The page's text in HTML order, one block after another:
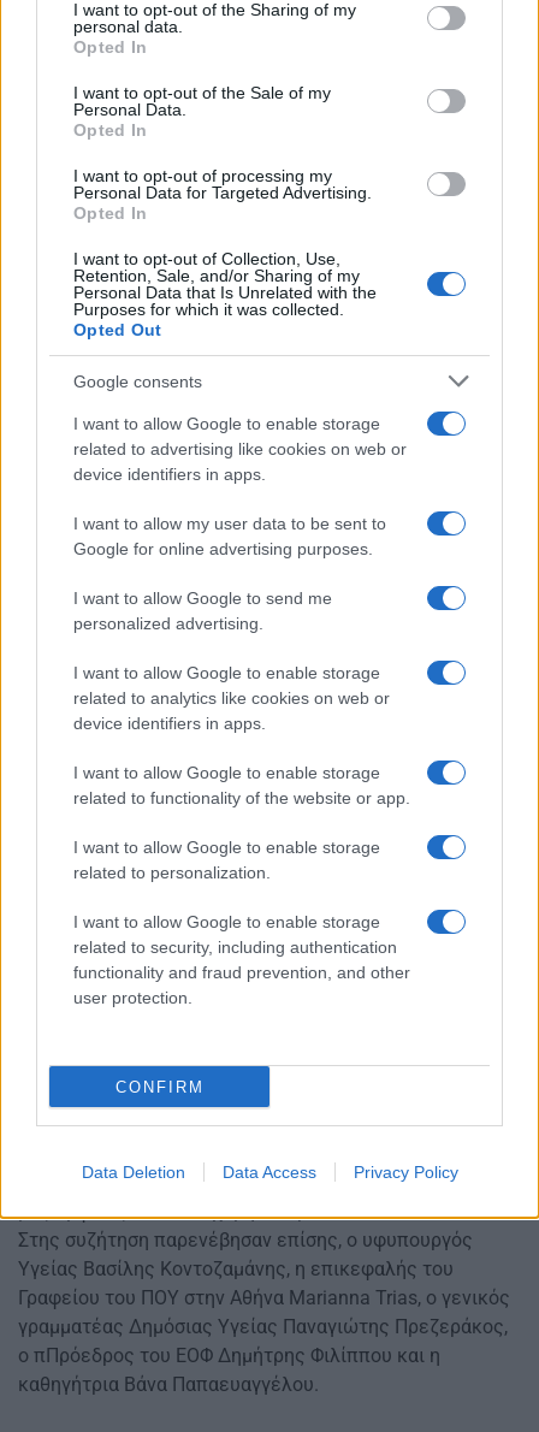
not limited to your visit or usage behaviour. You may click to
grant or deny consent to Google and its third-party tags to
use your data for below specified purposes in below Google
consent section.
I want to opt-out of the Sharing of my
personal data.
Opted In
I want to opt-out of the Sale of my
Personal Data.
Opted In
I want to opt-out of processing my
Personal Data for Targeted Advertising.
Opted In
I want to opt-out of Collection, Use,
Retention, Sale, and/or Sharing of my
Personal Data that Is Unrelated with the
Purposes for which it was collected.
Opted Out
Google consents
I want to allow Google to enable storage
related to advertising like cookies on web or
device identifiers in apps.
I want to allow my user data to be sent to
Google for online advertising purposes.
I want to allow Google to send me
personalized advertising.
I want to allow Google to enable storage
related to analytics like cookies on web or
device identifiers in apps.
I want to allow Google to enable storage
related to functionality of the website or app.
I want to allow Google to enable storage
related to personalization.
I want to allow Google to enable storage
related to security, including authentication
functionality and fraud prevention, and other
user protection.
CONFIRM
Data Deletion Data Access Privacy Policy
Η ιχνηλάτηση των εμβολίων προκειμένου να υπάρχει
εικόνα αποτελεσματικότητας τους και ο έλεγχος των
ποσοτήτων για να μην λείψουν από ανθρώπους που τα
έχουν ανάγκη είναι η δύο στόχοι της ηλεκτρονικής
Πανελληνίου Φαρμακευτικού Συλλόγου Απόστολος
Βαλτάς. Είπε, ότι φέτος υπήρξε έγκαιρος
προγραμματισμός προμήθειας των εμβολίων και
αναφέρθηκε στη συμβολή των 11.000 φαρμακοποιών
στην εμβολιαστική κάλυψη του πληθυσμού.
εμβόλιο για την γρίπη ανέφερε ο γγ του ΠΙΣ Γιώργος
Ελευθερίου.
εμβολιασμό των επαγγελματικών υγείας καθώς η χώρα
μας εμφανίζει από τα χαμηλότερα ποσοστά.
Στης συζήτηση παρενέβησαν επίσης, ο υφυπουργός
Υγείας Βασίλης Κοντοζαμάνης, η επικεφαλής του
Γραφείου του ΠΟΥ στην Αθήνα Marianna Trias, ο γενικός
γραμματέας Δημόσιας Υγείας Παναγιώτης Πρεζεράκος,
ο πΠρόεδρος του ΕΟΦ Δημήτρης Φιλίππου και η
καθηγήτρια Βάνα Παπαευαγγέλου.